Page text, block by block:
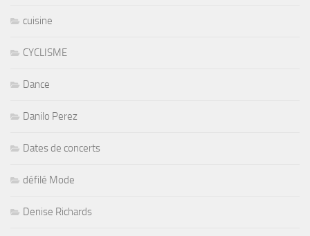
cuisine
CYCLISME
Dance
Danilo Perez
Dates de concerts
défilé Mode
Denise Richards